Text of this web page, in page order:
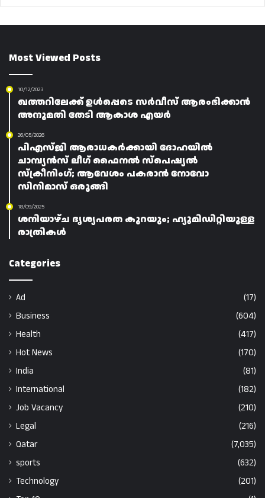
Most Viewed Posts
10/12/2023
ഖത്തറിലേക്ക് ഉൾപ്പെടെ സർവീസ് ആരംഭിക്കാൻ
അനുമതി തേടി ആകാശ എയർ
26/05/2026
പിഎസ്ജി ആരാധകർക്കായി ദോഹയിൽ
ചാമ്പ്യൻസ് ലീഗ് ഫൈനൽ സ്പെഷ്യൽ
സ്‌ക്രീനിംഗ്; ആവേശം പകരാൻ നോവോ
സിനിമാസ് ഒരുങ്ങി
18/09/2025
ശനിയാഴ്ച ദൃശ്യപരത കുറയും; ഹ്യൂമിഡിറ്റിയുള്ള
രാത്രികൾ
Categories
Ad
(17)
Business
(604)
Health
(417)
Hot News
(170)
India
(81)
International
(182)
Job Vacancy
(210)
Legal
(216)
Qatar
(7,035)
sports
(632)
Technology
(201)